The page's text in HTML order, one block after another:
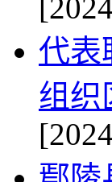
代表
组织